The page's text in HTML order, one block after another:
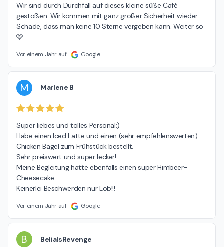
Wir sind durch Durchfall auf dieses kleine süße Café
gestoßen. Wir kommen mit ganz großer Sicherheit wieder.
Schade, dass man keine 10 Sterne vergeben kann. Weiter so
🩷
Vor einem Jahr auf Google
M Marlene B
Super liebes und tolles Personal:)
Habe einen Iced Latte und einen (sehr empfehlenswerten)
Chicken Bagel zum Frühstück bestellt.
Sehr preiswert und super lecker!
Meine Begleitung hatte ebenfalls einen super Himbeer-
Cheesecake.
Keinerlei Beschwerden nur Lob!!!
Vor einem Jahr auf Google
B BelialsRevenge